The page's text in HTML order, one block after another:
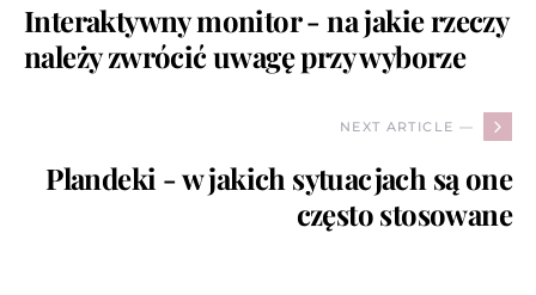
Interaktywny monitor - na jakie rzeczy
należy zwrócić uwagę przy wyborze
NEXT ARTICLE —
Plandeki - w jakich sytuacjach są one
często stosowane